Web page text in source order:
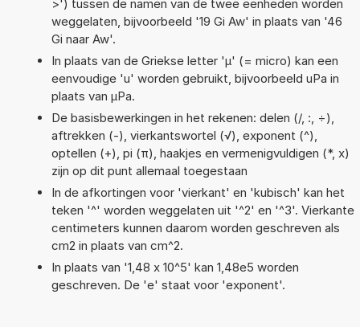
>') tussen de namen van de twee eenheden worden
weggelaten, bijvoorbeeld '19 Gi Aw' in plaats van '46
Gi naar Aw'.
In plaats van de Griekse letter 'µ' (= micro) kan een
eenvoudige 'u' worden gebruikt, bijvoorbeeld uPa in
plaats van µPa.
De basisbewerkingen in het rekenen: delen (/, :, ÷),
aftrekken (-), vierkantswortel (√), exponent (^),
optellen (+), pi (π), haakjes en vermenigvuldigen (*, x)
zijn op dit punt allemaal toegestaan
In de afkortingen voor 'vierkant' en 'kubisch' kan het
teken '^' worden weggelaten uit '^2' en '^3'. Vierkante
centimeters kunnen daarom worden geschreven als
cm2 in plaats van cm^2.
In plaats van '1,48 x 10^5' kan 1,48e5 worden
geschreven. De 'e' staat voor 'exponent'.